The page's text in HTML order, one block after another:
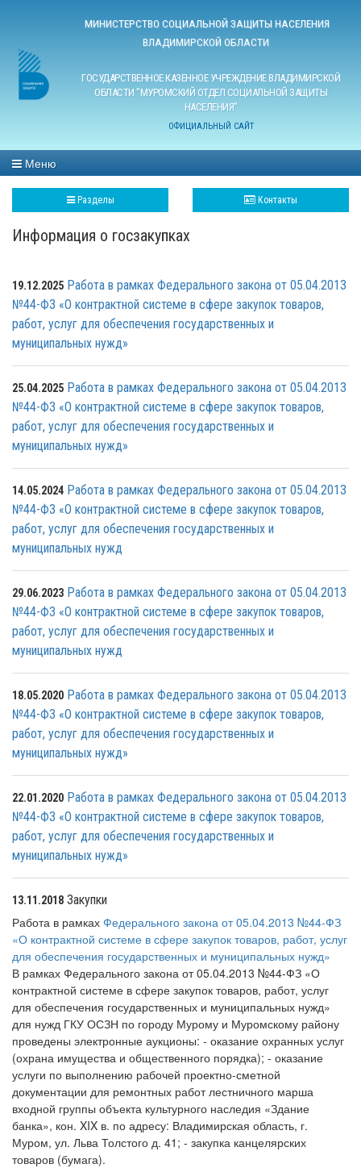
МИНИСТЕРСТВО СОЦИАЛЬНОЙ ЗАЩИТЫ НАСЕЛЕНИЯ
ВЛАДИМИРСКОЙ ОБЛАСТИ
ГОСУДАРСТВЕННОЕ КАЗЕННОЕ УЧРЕЖДЕНИЕ ВЛАДИМИРСКОЙ
ОБЛАСТИ "МУРОМСКИЙ ОТДЕЛ СОЦИАЛЬНОЙ ЗАЩИТЫ
НАСЕЛЕНИЯ"
ОФИЦИАЛЬНЫЙ САЙТ
Меню
Разделы Контакты
Информация о госзакупках
19.12.2025 Работа в рамках Федерального закона от 05.04.2013
№44-ФЗ «О контрактной системе в сфере закупок товаров,
работ, услуг для обеспечения государственных и
муниципальных нужд»
25.04.2025 Работа в рамках Федерального закона от 05.04.2013
№44-ФЗ «О контрактной системе в сфере закупок товаров,
работ, услуг для обеспечения государственных и
муниципальных нужд»
14.05.2024 Работа в рамках Федерального закона от 05.04.2013
№44-ФЗ «О контрактной системе в сфере закупок товаров,
работ, услуг для обеспечения государственных и
муниципальных нужд
29.06.2023 Работа в рамках Федерального закона от 05.04.2013
№44-ФЗ «О контрактной системе в сфере закупок товаров,
работ, услуг для обеспечения государственных и
муниципальных нужд
18.05.2020 Работа в рамках Федерального закона от 05.04.2013
№44-ФЗ «О контрактной системе в сфере закупок товаров,
работ, услуг для обеспечения государственных и
муниципальных нужд»
22.01.2020 Работа в рамках Федерального закона от 05.04.2013
№44-ФЗ «О контрактной системе в сфере закупок товаров,
работ, услуг для обеспечения государственных и
муниципальных нужд»
13.11.2018 Закупки
Работа в рамках Федерального закона от 05.04.2013 №44-ФЗ
«О контрактной системе в сфере закупок товаров, работ, услуг
для обеспечения государственных и муниципальных нужд»
В рамках Федерального закона от 05.04.2013 №44-ФЗ «О
контрактной системе в сфере закупок товаров, работ, услуг
для обеспечения государственных и муниципальных нужд»
для нужд ГКУ ОСЗН по городу Мурому и Муромскому району
проведены электронные аукционы: - оказание охранных услуг
(охрана имущества и общественного порядка); - оказание
услуги по выполнению рабочей проектно-сметной
документации для ремонтных работ лестничного марша
входной группы объекта культурного наследия «Здание
банка», кон. XIX в. по адресу: Владимирская область, г.
Муром, ул. Льва Толстого д. 41; - закупка канцелярских
товаров (бумага).